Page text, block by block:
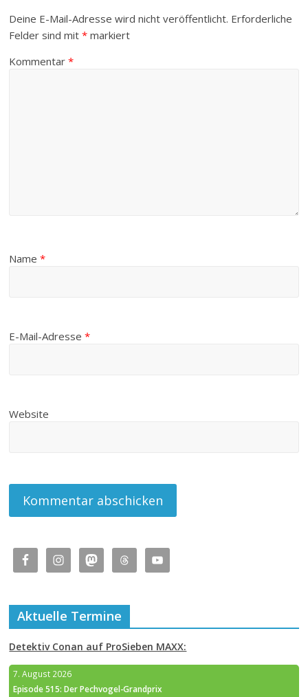
Deine E-Mail-Adresse wird nicht veröffentlicht. Erforderliche
Felder sind mit* markiert
Kommentar*
Name*
E-Mail-Adresse*
Website
Aktuelle Termine
Detektiv Conan auf ProSieben MAXX:
7. August 2026
Episode 515: Der Pechvogel-Grandprix